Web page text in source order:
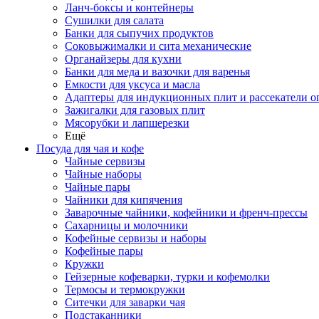
Ланч-боксы и контейнеры
Сушилки для салата
Банки для сыпучих продуктов
Соковыжималки и сита механические
Органайзеры для кухни
Банки для меда и вазочки для варенья
Емкости для уксуса и масла
Адаптеры для индукционных плит и рассекатели
Зажигалки для газовых плит
Мясорубки и лапшерезки
Ещё
Посуда для чая и кофе
Чайные сервизы
Чайные наборы
Чайные пары
Чайники для кипячения
Заварочные чайники, кофейники и френч-прессы
Сахарницы и молочники
Кофейные сервизы и наборы
Кофейные пары
Кружки
Гейзерные кофеварки, турки и кофемолки
Термосы и термокружки
Ситечки для заварки чая
Подстаканники